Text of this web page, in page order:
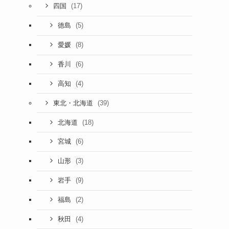
四国 (17)
徳島 (5)
愛媛 (8)
香川 (6)
高知 (4)
東北・北海道 (39)
北海道 (18)
宮城 (6)
山形 (3)
岩手 (9)
福島 (2)
秋田 (4)